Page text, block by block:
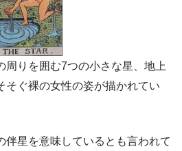
周りを囲む7つの小さな星、地上
そぐ裸の女性の姿が描かれてい
伴星を意味しているとも言われて